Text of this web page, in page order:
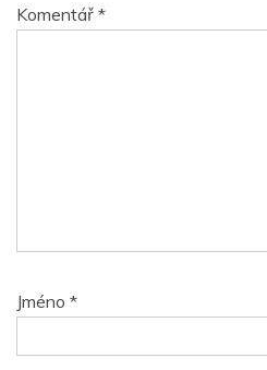
Komentář *
Jméno *